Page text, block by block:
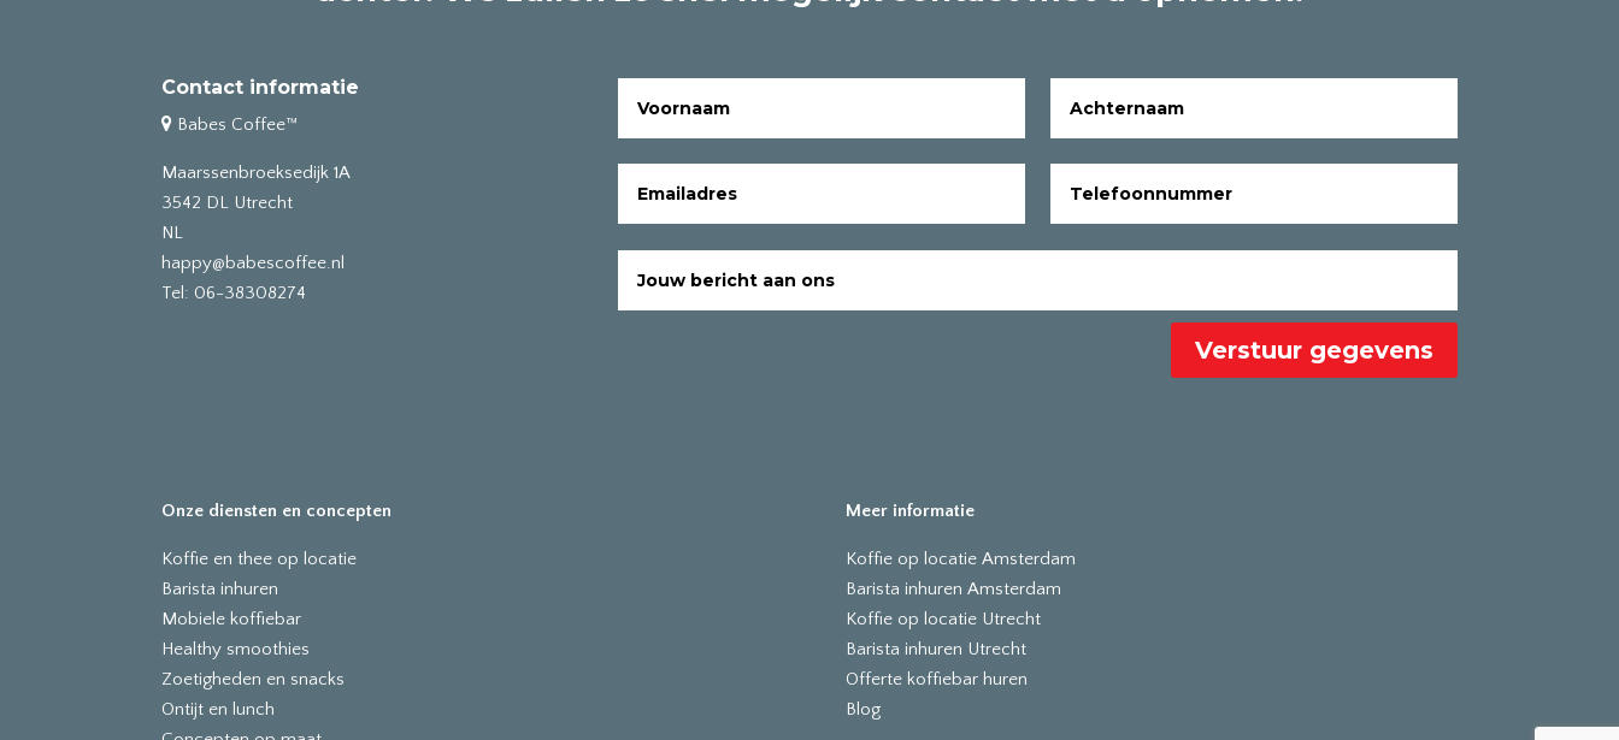
Contact informatie
Babes Coffee™
Maarssenbroeksedijk 1A
3542 DL Utrecht
NL
happy@babescoffee.nl
Tel: 06-38308274
Verstuur gegevens
Onze diensten en concepten
Koffie en thee op locatie
Barista inhuren
Mobiele koffiebar
Healthy smoothies
Zoetigheden en snacks
Ontijt en lunch
Meer informatie
Koffie op locatie Amsterdam
Barista inhuren Amsterdam
Koffie op locatie Utrecht
Barista inhuren Utrecht
Offerte koffiebar huren
Blog